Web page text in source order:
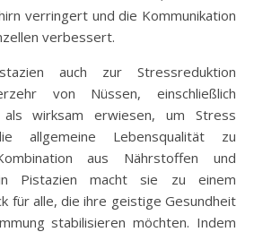
verringert und die Kommunikation
verbessert.
auch zur Stressreduktion
von Nüssen, einschließlich
wirksam erwiesen, um Stress
allgemeine Lebensqualität zu
aus Nährstoffen und
Pistazien macht sie zu einem
für alle, die ihre geistige Gesundheit
stabilisieren möchten. Indem